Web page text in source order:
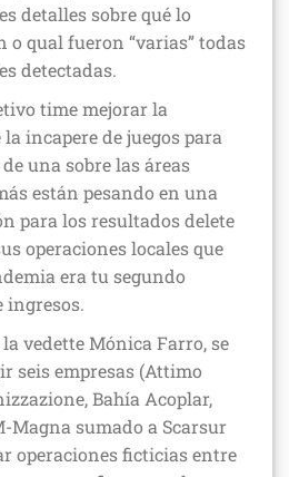
detalles sobre qué lo
qual fueron “varias” todas
detectadas.
time mejorar la
incapere de juegos para
una sobre las áreas
están pesando en una
para los resultados delete
operaciones locales que
era tu segundo
ingresos.
vedette Mónica Farro, se
seis empresas (Attimo
Bahía Acoplar,
Magna sumado a Scarsur
operaciones ficticias entre